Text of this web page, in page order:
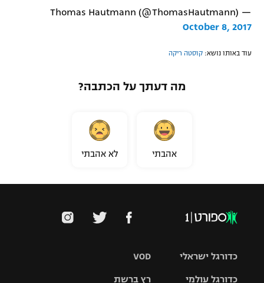
— Thomas Hautmann (@ThomasHautmann)
October 8, 2017
עוד באותו נושא: קוסטה ריקה
מה דעתך על הכתבה?
אהבתי לא אהבתי
VOD
רץ ברשת
כדורגל ישראלי
כדורגל עולמי